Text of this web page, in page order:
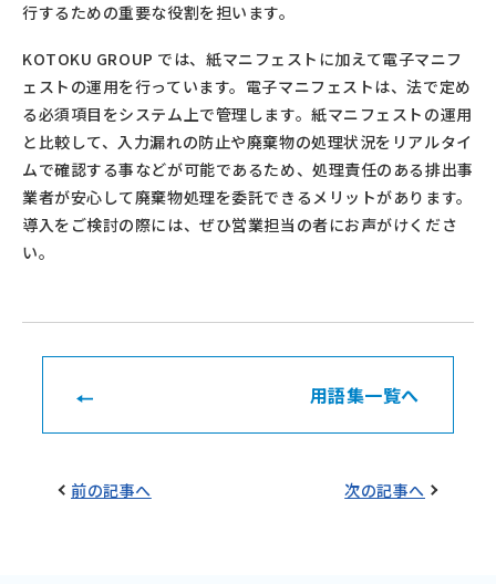
行するための重要な役割を担います。
KOTOKU GROUP では、紙マニフェストに加えて電子マニフ
ェストの運用を行っています。電子マニフェストは、法で定め
る必須項目をシステム上で管理します。紙マニフェストの運用
と比較して、入力漏れの防止や廃棄物の処理状況をリアルタイ
ムで確認する事などが可能であるため、処理責任のある排出事
業者が安心して廃棄物処理を委託できるメリットがあります。
導入をご検討の際には、ぜひ営業担当の者にお声がけくださ
い。
用語集一覧へ
前の記事へ 次の記事へ